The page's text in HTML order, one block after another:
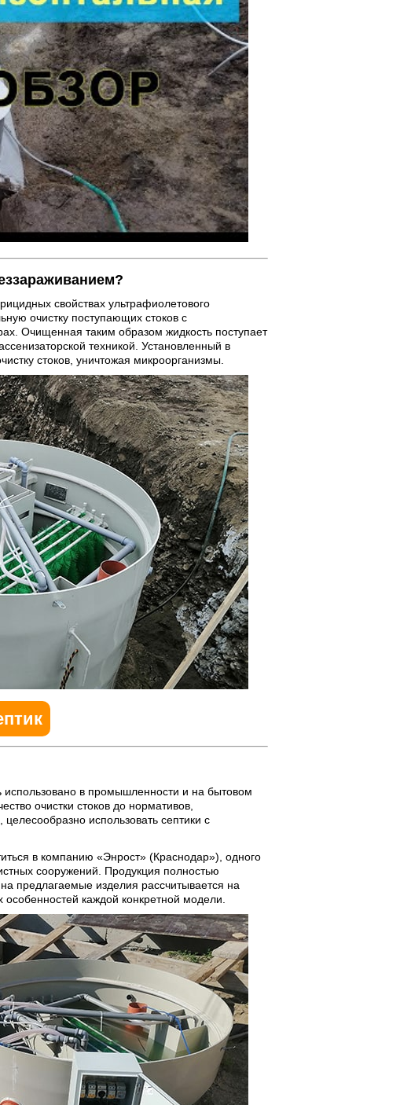
свойствах ультрафиолетового
очистку поступающих стоков с
Очищенная таким образом жидкость поступает
техникой. Установленный в
стоков, уничтожая микроорганизмы.
в промышленности и на бытовом
очистки стоков до нормативов,
использовать септики с
в компанию «Энрост» (Краснодар»), одного
сооружений. Продукция полностью
предлагаемые изделия рассчитывается на
каждой конкретной модели.